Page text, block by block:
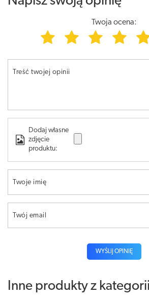
Twoja ocena:
Treść twojej opinii
Dodaj własne
zdjęcie
produktu:
Twoje imię
Twój email
WYŚLIJ OPINIĘ
Inne produkty z kategorii